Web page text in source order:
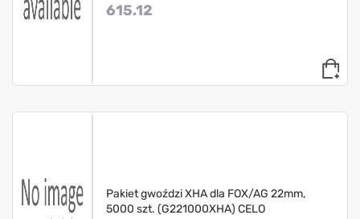
615.12
Pakiet gwoździ XHA dla FOX/AG 22mm,
5000 szt. (G221000XHA) CELO